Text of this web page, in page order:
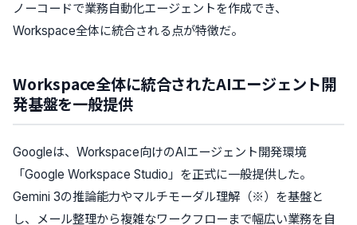
ノーコードで業務自動化エージェントを作成でき、
Workspace全体に統合される点が特徴だ。
Workspace全体に統合されたAIエージェント開
発基盤を一般提供
Googleは、Workspace向けのAIエージェント開発環境
「Google Workspace Studio」を正式に一般提供した。
Gemini 3の推論能力やマルチモーダル理解（※）を基盤と
し、メール整理から複雑なワークフローまで幅広い業務を自